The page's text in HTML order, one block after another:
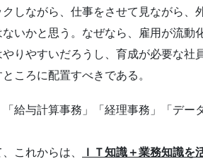
しながら、仕事をさせて見ながら、
いかと思う。なぜなら、雇用が流動
りやすいだろうし、育成が必要な社
ころに配置すべきである。
給与計算事務」「経理事務」「デー
これからは、
ＩＴ知識＋業務知識を